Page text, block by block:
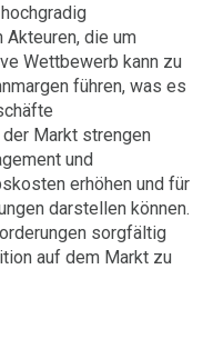
die um
Wettbewerb kann zu
führen, was es
Markt strengen
und
erhöhen und für
darstellen können.
sorgfältig
auf dem Markt zu